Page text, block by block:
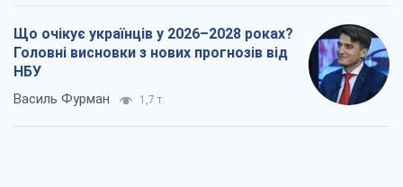
Що очікує українців у 2026–2028 роках?
Головні висновки з нових прогнозів від
НБУ
Василь Фурман 1,7 т.